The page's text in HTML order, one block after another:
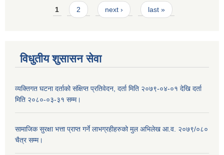
Pages1 2 next › last »
विधुतीय शुसासन सेवा
व्यक्तिगत घटना दर्ताको संक्षिप्त प्रतिवेदन, दर्ता मिति २०७९-०४-०१ देखि दर्ता
मिति २०८०-०३-३१ सम्म।
सामाजिक सुरक्षा भत्ता प्राप्त गर्ने लाभग्रहीहरुको मुल अभिलेख आ.व. २०७९/०८०
चैत्र सम्म।